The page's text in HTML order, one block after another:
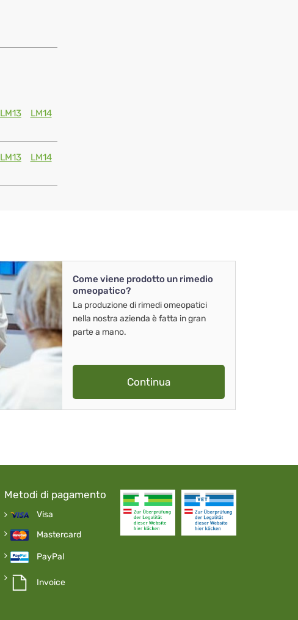
LM13
LM14
LM13
LM14
Come viene prodotto un rimedio
omeopatico?
La produzione di rimedi omeopatici
nella nostra azienda è fatta in gran
parte a mano.
Continua
Metodi di pagamento
Visa
Mastercard
PayPal
Invoice